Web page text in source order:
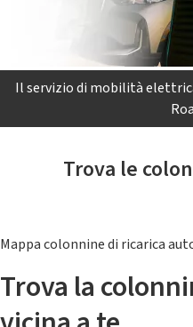
Il servizio di mobilità
Trova le
Mappa colonnine di ricarica
Trova la